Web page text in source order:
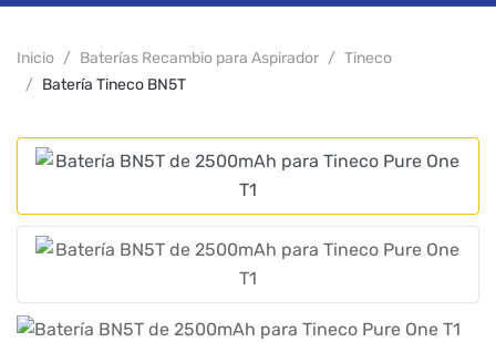
Inicio Baterías Recambio para Aspirador
Tineco
Batería Tineco BN5T